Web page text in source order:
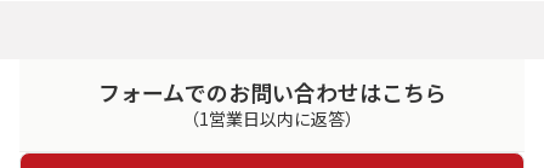
フォームでのお問い合わせはこちら
（1営業日以内に返答）